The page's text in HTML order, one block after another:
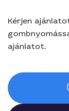
Kérjen
ajánlatot.